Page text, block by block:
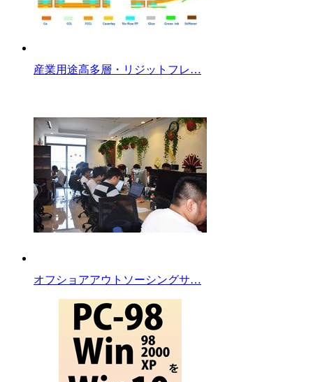
産業用途高多層・リジットフレ…
オフショアアウトソーシングサ…